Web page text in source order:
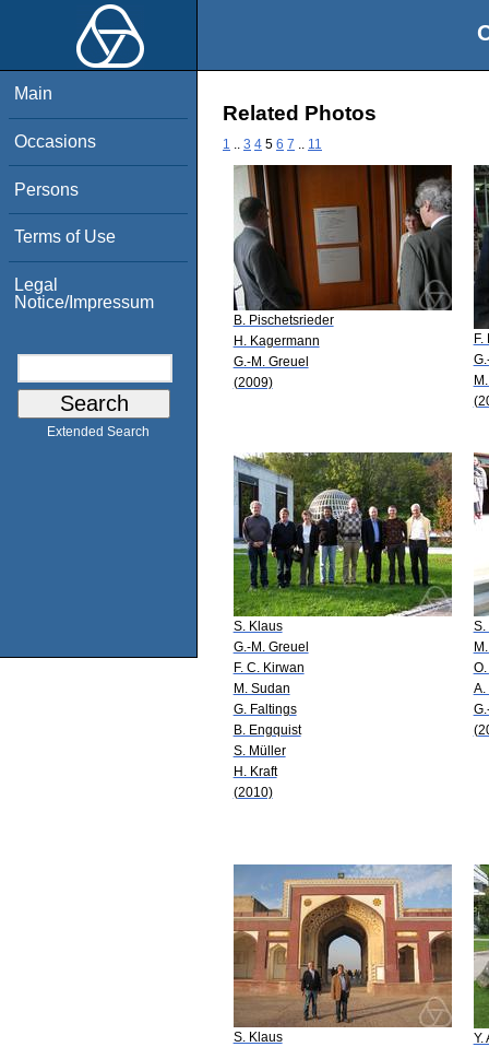
Main
Occasions
Persons
Terms of Use
Legal
Notice/Impressum
Extended Search
Related Photos
1 3 4 5 6 7 11
B. Pischetsrieder
H. Kagermann
G.-M. Greuel
(2009)
F.
S. Klaus
G.-M. Greuel
F. C. Kirwan
M. Sudan
G. Faltings
B. Engquist
S. Müller
H. Kraft
(2010)
S.
A.
S. Klaus
Y.